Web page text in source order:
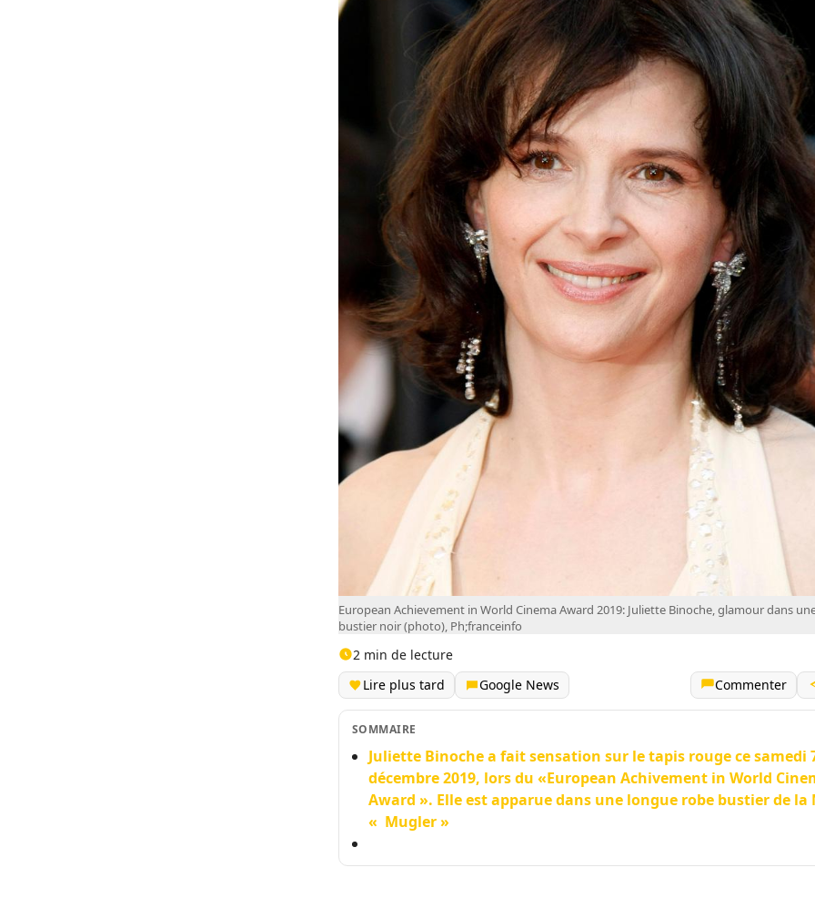
European Achievement in World Cinema Award 2019: Juliette Binoche, glamour dans
bustier noir (photo), Ph;franceinfo
2 min de lecture
Lire plus tard
Google News Commenter
SOMMAIRE
Juliette Binoche a fait sensation sur le tapis rouge ce samedi
décembre 2019, lors du «European Achivement in World
Award ». Elle est apparue dans une longue robe bustier de la
« Mugler »